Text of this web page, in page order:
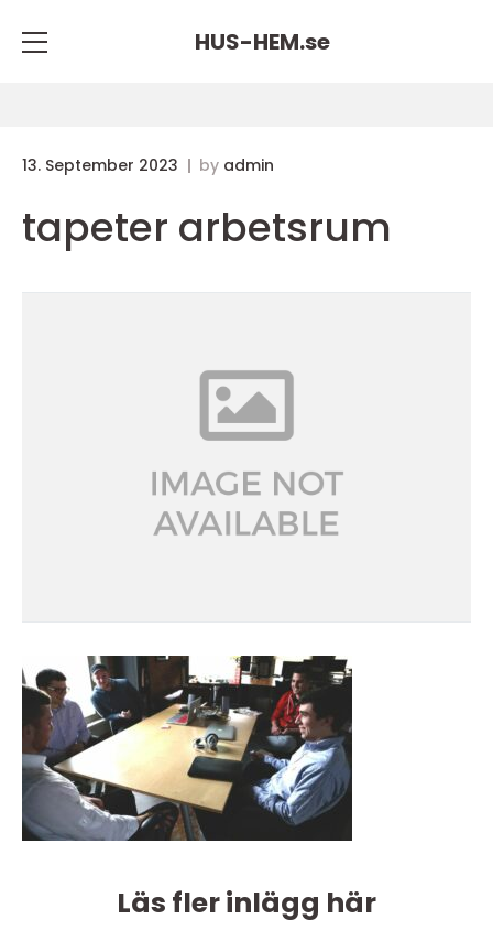
HUS-HEM.se
13. September 2023 by admin
tapeter arbetsrum
Läs fler inlägg här